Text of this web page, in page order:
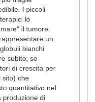
I piccoli
lo
il tumore.
un
bianchi
subito; se
di crescita per
sito) che
quantitativo nel
produzione di